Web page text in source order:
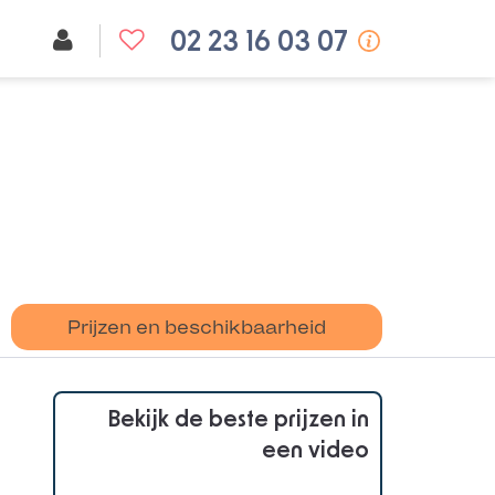
02 23 16 03 07
Prijzen en beschikbaarheid
Bekijk de beste prijzen in
een video